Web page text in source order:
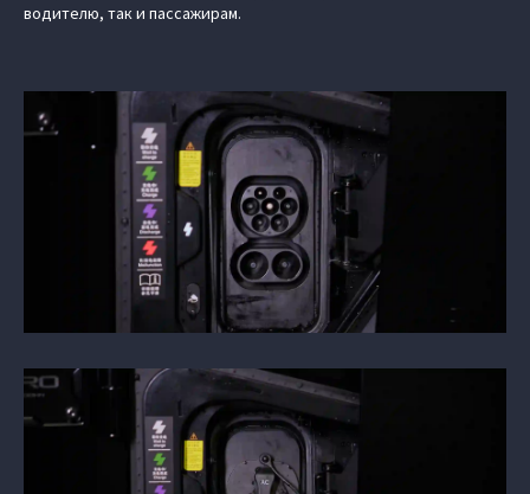
водителю, так и пассажирам.